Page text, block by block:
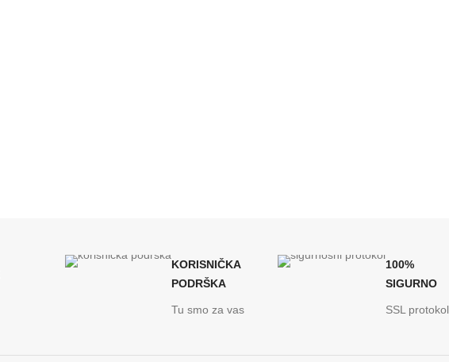
KORISNIČKA
PODRŠKA
Tu smo za vas
100%
SIGURNO
SSL protokol